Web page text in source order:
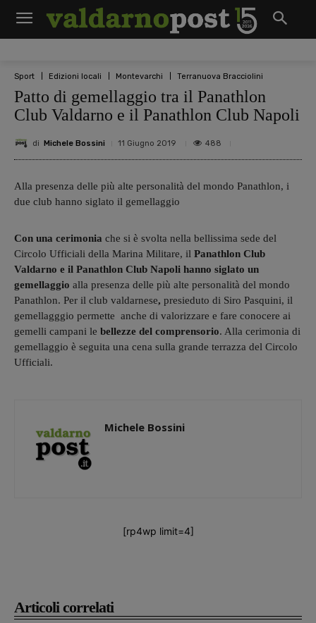
Sport Edizioni locali Montevarchi Terranuova Bracciolini
Patto di gemellaggio tra il Panathlon
Club Valdarno e il Panathlon Club Napoli
di Michele Bossini 11 Giugno 2019 488
Articoli correlati
Alla presenza delle più alte personalità del mondo Panathlon, i
due club hanno siglato il gemellaggio
Con una cerimonia che si è svolta nella bellissima sede del
Circolo Ufficiali della Marina Militare, il Panathlon Club
Valdarno e il Panathlon Club Napoli hanno siglato un
gemellaggio alla presenza delle più alte personalità del mondo
Panathlon. Per il club valdarnese, presieduto di Siro Pasquini, il
gemellagggio permette anche di valorizzare e fare conocere ai
gemelli campani le bellezze del comprensorio. Alla cerimonia di
gemellaggio è seguita una cena sulla grande terrazza del Circolo
Ufficiali.
Michele Bossini
[rp4wp limit=4]